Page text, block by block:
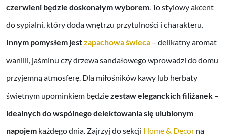
czerwieni będzie doskonałym wyborem. To stylowy akcent
do sypialni, który doda wnętrzu przytulności i charakteru.
Innym pomysłem jestzapachowa świeca – delikatny aromat
wanilii, jaśminu czy drzewa sandałowego wprowadzi do domu
przyjemną atmosferę. Dla miłośników kawy lub herbaty
świetnym upominkiem będziezestaw eleganckich filiżanek –
idealnych do wspólnego delektowania się ulubionym
napojem każdego dnia. Zajrzyj do sekcji Home & Decor na